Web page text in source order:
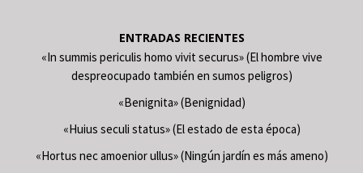
ENTRADAS RECIENTES
«In summis periculis homo vivit securus» (El hombre vive
despreocupado también en sumos peligros)
«Benignita» (Benignidad)
«Huius seculi status» (El estado de esta época)
«Hortus nec amoenior ullus» (Ningún jardín es más ameno)